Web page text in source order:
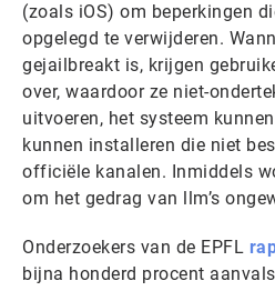
(zoals iOS) om beperkingen
opgelegd te verwijderen.
gejailbreakt is, krijgen
over, waardoor ze niet-
uitvoeren, het systeem
kunnen installeren die niet
officiële kanalen. Inmiddels
om het gedrag van llm’s
Onderzoekers van de EPFL
bijna honderd procent